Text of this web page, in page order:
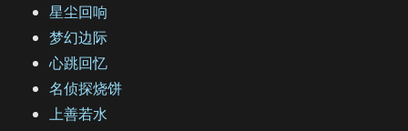
星尘回响
梦幻边际
心跳回忆
名侦探烧饼
上善若水